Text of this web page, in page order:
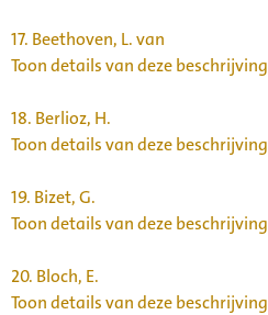
17. Beethoven, L. van
Toon details van deze beschrijving
18. Berlioz, H.
Toon details van deze beschrijving
19. Bizet, G.
Toon details van deze beschrijving
20. Bloch, E.
Toon details van deze beschrijving